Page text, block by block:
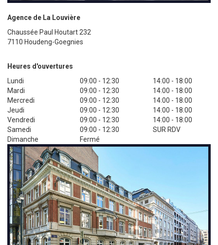
Agence de La Louvière
Chaussée Paul Houtart 232
7110 Houdeng-Goegnies
Heures d'ouvertures
Lundi
Mardi
Mercredi
Jeudi
Vendredi
Samedi
Dimanche
09:00 - 12:30
09:00 - 12:30
09:00 - 12:30
09:00 - 12:30
09:00 - 12:30
09:00 - 12:30
Fermé
14:00 - 18:00
14:00 - 18:00
14:00 - 18:00
14:00 - 18:00
14:00 - 18:00
SUR RDV